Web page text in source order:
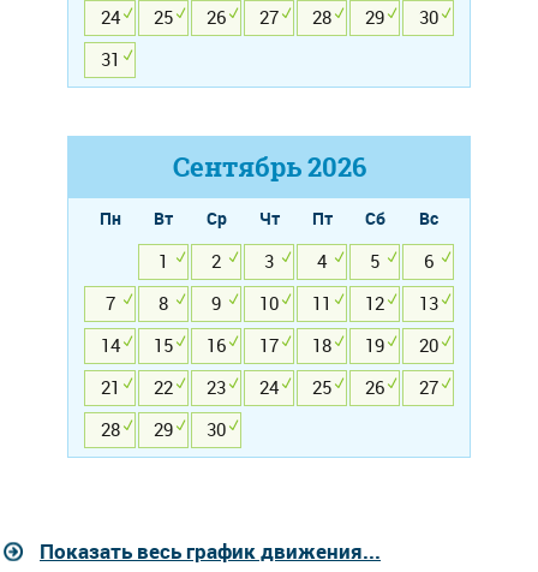
24
25 26 27 28 29
30
31
Сентябрь2026
Пн Вт Ср Чт Пт Сб
Вс
1
2 3 4 5
6
7
8 9 10 11 12
13
14
15 16 17 18 19
20
21
22 23 24 25 26
27
28
29 30
Показать весь график движения...